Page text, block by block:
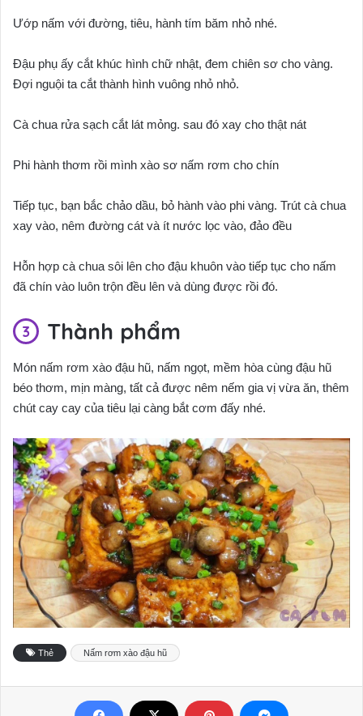
Ướp nấm với đường, tiêu, hành tím băm nhỏ nhé.
Đậu phụ ấy cắt khúc hình chữ nhật, đem chiên sơ cho vàng.
Đợi nguội ta cắt thành hình vuông nhỏ nhỏ.
Cà chua rửa sạch cắt lát mỏng. sau đó xay cho thật nát
Phi hành thơm rồi mình xào sơ nấm rơm cho chín
Tiếp tục, bạn bắc chảo dầu, bỏ hành vào phi vàng. Trút cà chua
xay vào, nêm đường cát và ít nước lọc vào, đảo đều
Hỗn hợp cà chua sôi lên cho đậu khuôn vào tiếp tục cho nấm
đã chín vào luôn trộn đều lên và dùng được rồi đó.
Thành phẩm
Món nấm rơm xào đậu hũ, nấm ngọt, mềm hòa cùng đậu hũ
béo thơm, mịn màng, tất cả được nêm nếm gia vị vừa ăn, thêm
chút cay cay của tiêu lại càng bắt cơm đấy nhé.
Thẻ Nấm rơm xào đậu hũ